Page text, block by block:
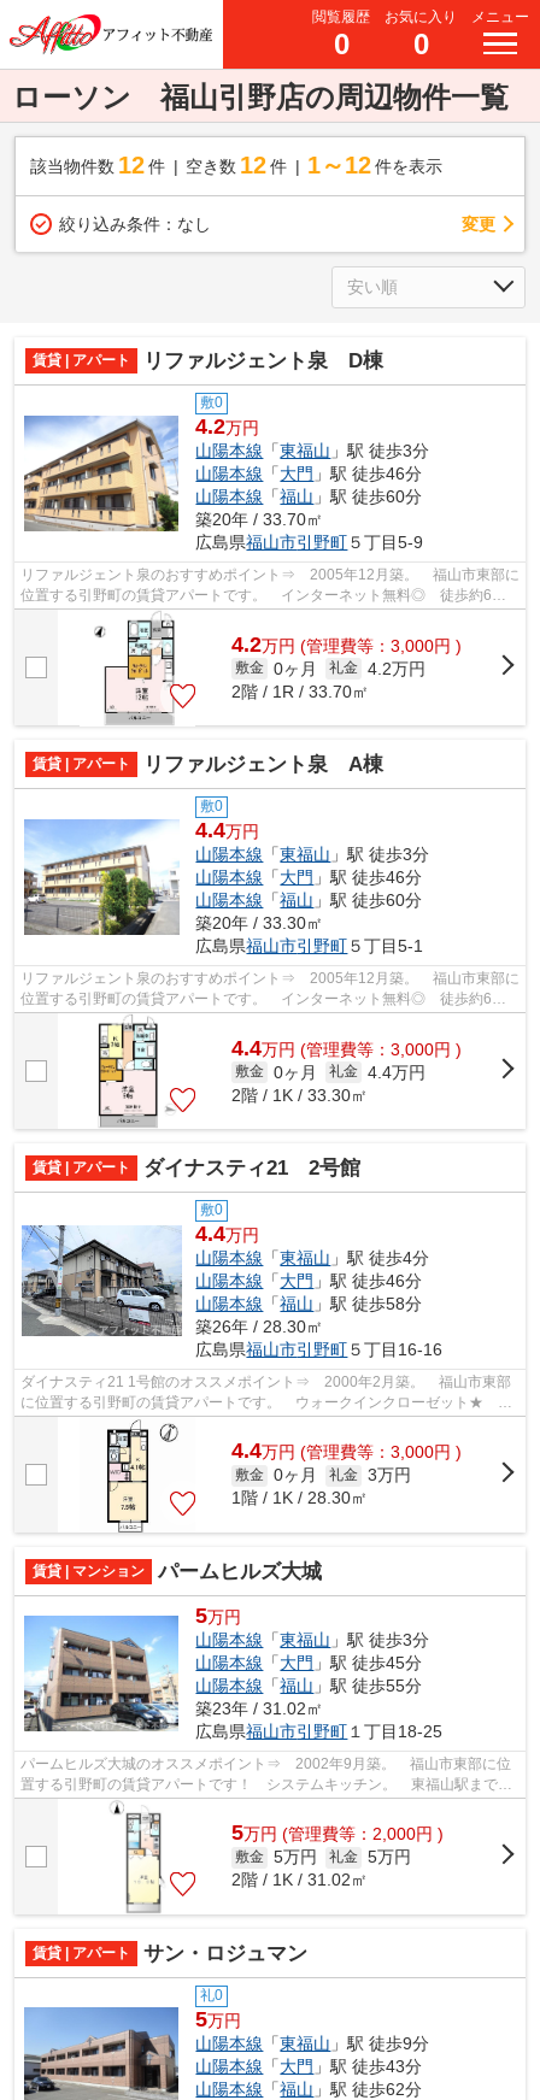
閲覧履歴
0
お気に入り
0
メニュー
ローソン 福山引野店の周辺物件一覧
該当物件数 12件 空き数 12 件 1～12 件を表示
絞り込み条件： なし 変更
賃貸 | アパート リファルジェント泉 D棟
敷0
4.2万円
山陽本線 「東福山 」駅 徒歩3分
山陽本線 「大門 」駅 徒歩46分
山陽本線 「福山 」駅 徒歩60分
築20年 / 33.70㎡
広島県福山市引野町５丁目5-9
リファルジェント泉のおすすめポイント⇒ 2005年12月築。 福山市東部に
位置する引野町の賃貸アパートです。 インターネット無料◎ 徒歩約6分
のところにスーパーがあり、買い物に便利...
4.2万円 (管理費等：3,000円 )
敷金 0ヶ月 礼金 4.2万円
2階 / 1R / 33.70㎡
賃貸 | アパート リファルジェント泉 A棟
敷0
4.4万円
山陽本線 「東福山 」駅 徒歩3分
山陽本線 「大門 」駅 徒歩46分
山陽本線 「福山 」駅 徒歩60分
築20年 / 33.30㎡
広島県福山市引野町５丁目5-1
リファルジェント泉のおすすめポイント⇒ 2005年12月築。 福山市東部に
位置する引野町の賃貸アパートです。 インターネット無料◎ 徒歩約6分
のところにスーパーがあり、買い物に便利...
4.4万円 (管理費等：3,000円 )
敷金 0ヶ月 礼金 4.4万円
2階 / 1K / 33.30㎡
賃貸 | アパート ダイナスティ21 2号館
敷0
4.4万円
山陽本線 「東福山 」駅 徒歩4分
山陽本線 「大門 」駅 徒歩46分
山陽本線 「福山 」駅 徒歩58分
築26年 / 28.30㎡
広島県福山市引野町５丁目16-16
ダイナスティ21 1号館のオススメポイント⇒ 2000年2月築。 福山市東部
に位置する引野町の賃貸アパートです。 ウォークインクローゼット★ 最
寄り駅（東福山駅）まで徒歩約4分なので...
4.4万円 (管理費等：3,000円 )
敷金 0ヶ月 礼金 3万円
1階 / 1K / 28.30㎡
賃貸 | マンション パームヒルズ大城
5万円
山陽本線 「東福山 」駅 徒歩3分
山陽本線 「大門 」駅 徒歩45分
山陽本線 「福山 」駅 徒歩55分
築23年 / 31.02㎡
広島県福山市引野町 １丁目18-25
パームヒルズ大城のオススメポイント⇒ 2002年9月築。 福山市東部に位
置する引野町の賃貸アパートです！ システムキッチン。 東福山駅まで徒
歩約2分の駅チカ物件◎ 最寄りのコンビ...
5万円 (管理費等：2,000円 )
敷金 5万円 礼金 5万円
2階 / 1K / 31.02㎡
賃貸 | アパート サン・ロジュマン
礼0
5万円
山陽本線 「東福山 」駅 徒歩9分
山陽本線 「大門 」駅 徒歩43分
山陽本線 「福山 」駅 徒歩62分